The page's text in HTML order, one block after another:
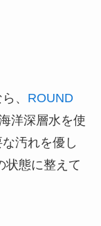
、 ROUND
洋深層水を使
汚れを優し
状態に整えて